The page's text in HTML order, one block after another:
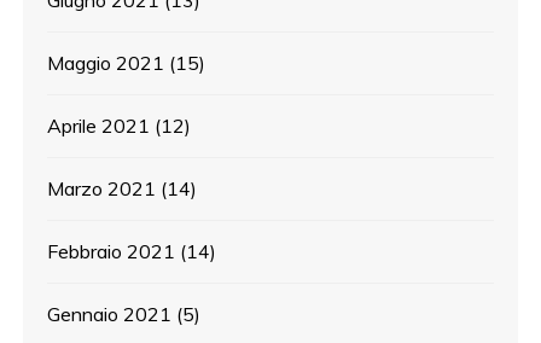
Maggio 2021 (15)
Aprile 2021 (12)
Marzo 2021 (14)
Febbraio 2021 (14)
Gennaio 2021 (5)